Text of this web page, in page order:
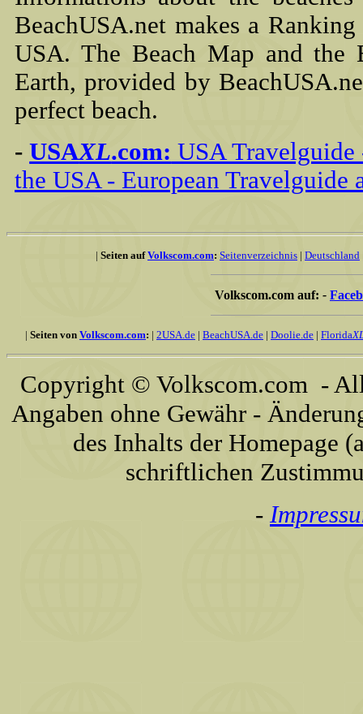
BeachUSA.net makes a
USA. The Beach Map and the
Earth, provided by
perfect beach.
-USAXL.com: USA
the USA - European Travelguide
| Seiten aufVolkscom.com: Seitenverzeichnis | Deutschland
Volkscom.com auf: -
| Seiten von Volkscom.com: | 2USA.de | BeachUSA.de | Doolie.de | Florida
Copyright © Volkscom.com -
Angaben ohne Gewähr -
des Inhalts der Homepage
schriftlichen
-